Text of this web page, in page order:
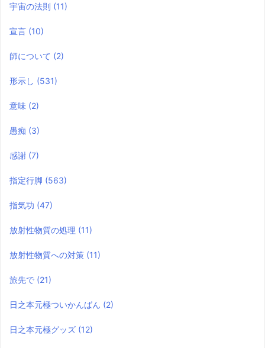
宇宙の法則 (11)
宣言 (10)
師について (2)
形示し (531)
意味 (2)
愚痴 (3)
感謝 (7)
指定行脚 (563)
指気功 (47)
放射性物質の処理 (11)
放射性物質への対策 (11)
旅先で (21)
日之本元極ついかんばん (2)
日之本元極グッズ (12)